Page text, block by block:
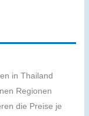
in Thailand
Regionen
die Preise je